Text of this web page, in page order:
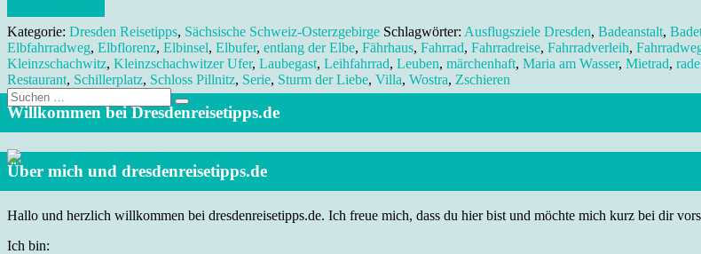
Kategorie: Dresden Reisetipps, Sächsische Schweiz-Osterzgebirge Schlagwörter: Ausflugsziele Dresden, Badeanstalt,
Elbfahrradweg, Elbflorenz, Elbinsel, Elbufer, entlang der Elbe, Fährhaus, Fahrrad, Fahrradreise, Fahrradverleih,
Kleinzschachwitz, Kleinzschachwitzer Ufer, Laubegast, Leihfahrrad, Leuben, märchenhaft, Maria am Wasser, Mietrad,
Restaurant, Schillerplatz, Schloss Pillnitz, Serie, Sturm der Liebe, Villa, Wostra, Zschieren
Suche
nach:
Willkommen bei Dresdenreisetipps.de
Über mich und dresdenreisetipps.de
Hallo und herzlich willkommen bei dresdenreisetipps.de. Ich freue mich, dass du hier bist und möchte mich kurz bei dir
Ich bin: